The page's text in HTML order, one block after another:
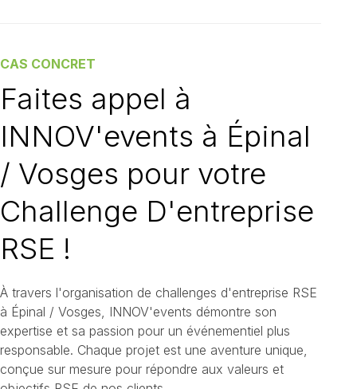
CAS CONCRET
Faites appel à
INNOV'events à Épinal
/ Vosges pour votre
Challenge D'entreprise
RSE !
À travers l'organisation de challenges d'entreprise RSE
à Épinal / Vosges, INNOV'events démontre son
expertise et sa passion pour un événementiel plus
responsable. Chaque projet est une aventure unique,
conçue sur mesure pour répondre aux valeurs et